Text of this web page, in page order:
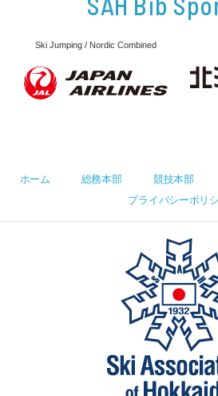
Ski Jumping / Nordic Combined
ホーム 総務本部 競技本部
プライバシーポリ